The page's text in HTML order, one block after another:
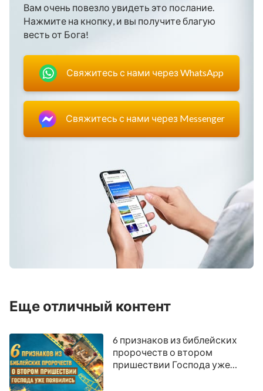
Вам очень повезло увидеть это послание.
Нажмите на кнопку, и вы получите благую
весть от Бога!
Свяжитесь с нами через WhatsApp
Свяжитесь с нами через Messenger
Еще отличный контент
6 признаков из библейских
пророчеств о втором
пришествии Господа уже